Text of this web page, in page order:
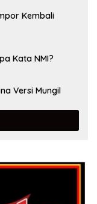
Kembali
Kata NMI?
Versi Mungil